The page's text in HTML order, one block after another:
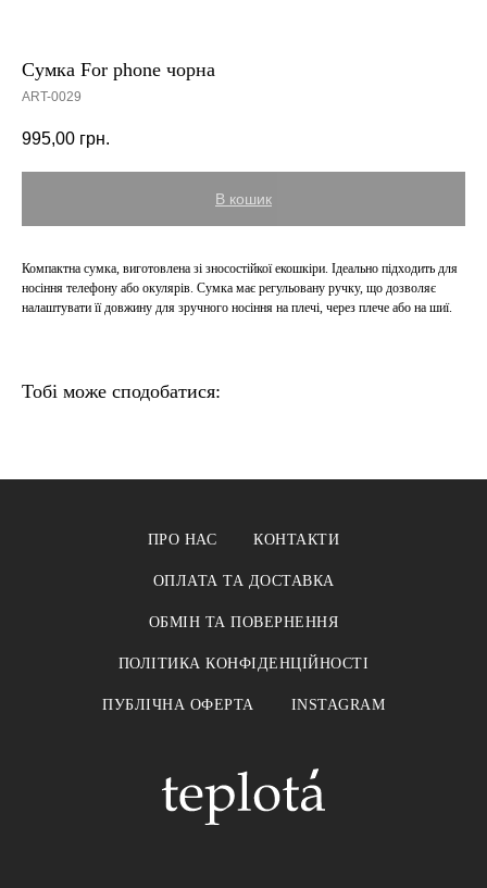
Сумка For phone чорна
ART-0029
995,00 грн.
В кошик
Компактна сумка, виготовлена зі зносостійкої екошкіри. Ідеально підходить для
носіння телефону або окулярів. Сумка має регульовану ручку, що дозволяє
налаштувати її довжину для зручного носіння на плечі, через плече або на шиї.
Тобі може сподобатися:
ПРО НАС КОНТАКТИ
ОПЛАТА ТА ДОСТАВКА
ОБМІН ТА ПОВЕРНЕННЯ
ПОЛІТИКА КОНФІДЕНЦІЙНОСТІ
ПУБЛІЧНА ОФЕРТА INSTAGRAM